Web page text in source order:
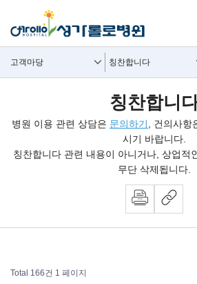
보조메뉴
고객마당 칭찬합니다
칭찬합니
병원 이용 관련 상담은 문의하기 , 건의사항
시기 바랍니다.
칭찬합니다 관련 내용이 아니거나, 상업적
무단 삭제됩니다.
Total 166건 1 페이지